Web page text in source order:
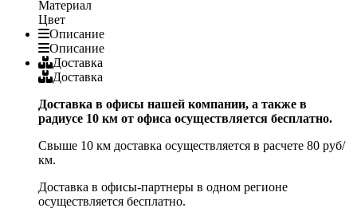
Материал
Цвет
Описание
Описание
Доставка
Доставка
Доставка в офисы нашей компании, а также в
радиусе 10 км от офиса осуществляется бесплатно.
Свыше 10 км доставка осуществляется в расчете 80 руб/
км.
Доставка в офисы-партнеры в одном регионе
осуществляется бесплатно.